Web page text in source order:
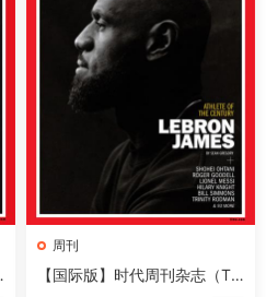
周刊
【国际版】时代周刊杂志（Ti